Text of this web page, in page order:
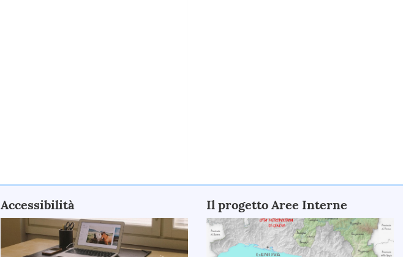
Accessibilità Il progetto Aree Interne